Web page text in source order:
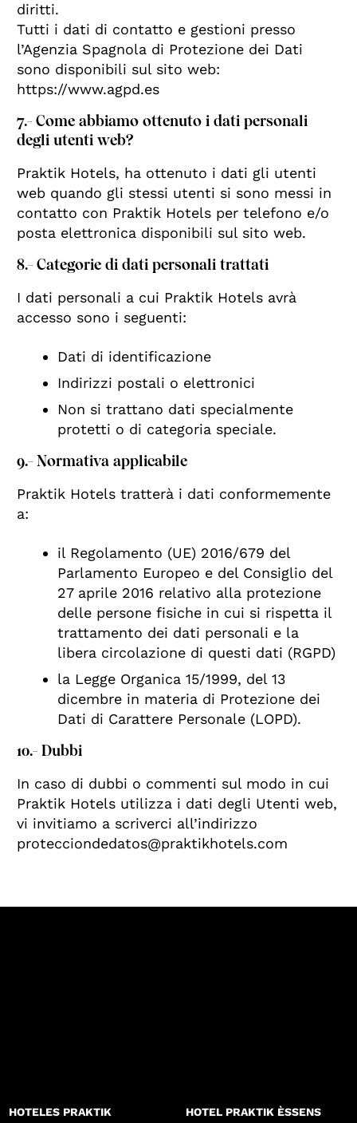
diritti.
Tutti i dati di contatto e gestioni presso
l’Agenzia Spagnola di Protezione dei Dati
sono disponibili sul sito web:
https://www.agpd.es
7.- Come abbiamo ottenuto i dati personali
degli utenti web?
Praktik Hotels, ha ottenuto i dati gli utenti
web quando gli stessi utenti si sono messi in
contatto con Praktik Hotels per telefono e/o
posta elettronica disponibili sul sito web.
8.- Categorie di dati personali trattati
I dati personali a cui Praktik Hotels avrà
accesso sono i seguenti:
Dati di identificazione
Indirizzi postali o elettronici
Non si trattano dati specialmente
protetti o di categoria speciale.
9.- Normativa applicabile
Praktik Hotels tratterà i dati conformemente
a:
il Regolamento (UE) 2016/679 del
Parlamento Europeo e del Consiglio del
27 aprile 2016 relativo alla protezione
delle persone fisiche in cui si rispetta il
trattamento dei dati personali e la
libera circolazione di questi dati (RGPD)
la Legge Organica 15/1999, del 13
dicembre in materia di Protezione dei
Dati di Carattere Personale (LOPD).
10.- Dubbi
In caso di dubbi o commenti sul modo in cui
Praktik Hotels utilizza i dati degli Utenti web,
vi invitiamo a scriverci all’indirizzo
protecciondedatos@praktikhotels.com
HOTELES PRAKTIK HOTEL PRAKTIK ÈSSENS